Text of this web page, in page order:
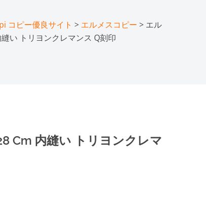
コピー優良サイト > エルメスコピー > エル
い トリヨンクレマンス Q刻印
Cm 内縫い トリヨンクレマ